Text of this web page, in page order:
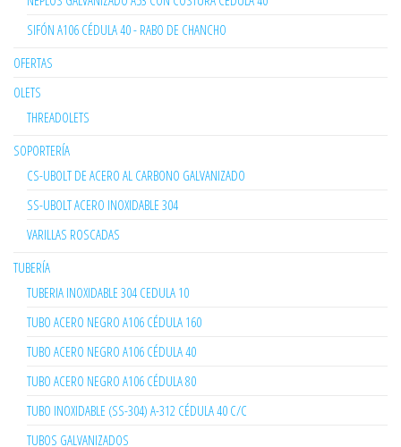
SIFÓN A106 CÉDULA 40 - RABO DE CHANCHO
OFERTAS
OLETS
THREADOLETS
SOPORTERÍA
CS-UBOLT DE ACERO AL CARBONO GALVANIZADO
SS-UBOLT ACERO INOXIDABLE 304
VARILLAS ROSCADAS
TUBERÍA
TUBERIA INOXIDABLE 304 CEDULA 10
TUBO ACERO NEGRO A106 CÉDULA 160
TUBO ACERO NEGRO A106 CÉDULA 40
TUBO ACERO NEGRO A106 CÉDULA 80
TUBO INOXIDABLE (SS-304) A-312 CÉDULA 40 C/C
TUBOS GALVANIZADOS